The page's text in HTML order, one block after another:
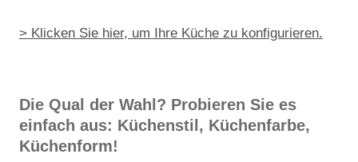
> Klicken Sie hier, um Ihre Küche zu konfigurieren.
Die Qual der Wahl? Probieren Sie es
einfach aus: Küchenstil, Küchenfarbe,
Küchenform!